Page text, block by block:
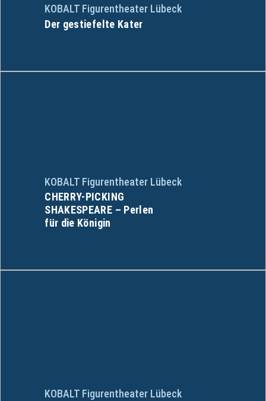
KOBALT Figurentheater Lübeck
Der gestiefelte Kater
KOBALT Figurentheater Lübeck
CHERRY-PICKING
SHAKESPEARE – Perlen
für die Königin
KOBALT Figurentheater Lübeck